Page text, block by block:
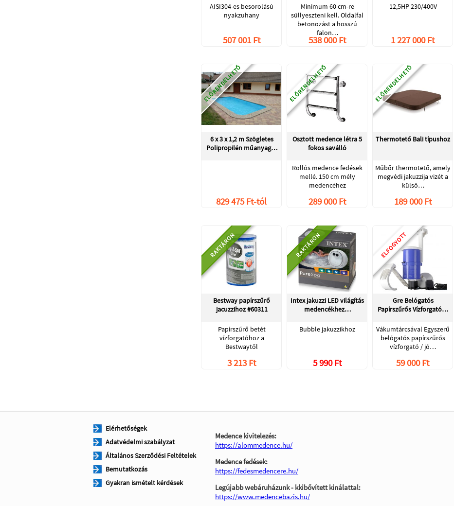
AISI304-es besorolású
nyakzuhany
507 001 Ft
Minimum 60 cm-re
süllyeszteni kell. Oldalfal
betonozást a hosszú
falon…
538 000 Ft
12,5HP 230/400V
1 227 000 Ft
ELŐRENDELHETŐ
6 x 3 x 1,2 m Szögletes
Polipropilén műanyag…
829 475 Ft-tól
ELŐRENDELHETŐ
Osztott medence létra 5
fokos saválló
Rollós medence fedések
mellé. 150 cm mély
medencéhez
289 000 Ft
ELŐRENDELHETŐ
Thermotető Bali típushoz
Műbőr thermotető, amely
megvédi jakuzzija vizét a
külső…
189 000 Ft
RAKTÁRON
Bestway papírszűrő
jacuzzihoz #60311
Papírszűrő betét
vízforgatóhoz a
Bestwaytől
3 213 Ft
RAKTÁRON
Intex jakuzzi LED világítás
medencékhez…
Bubble jakuzzikhoz
5 990 Ft
ELFOGYOTT
Gre Belógatós
Papírszűrős Vízforgató…
Vákumtárcsával Egyszerű
belógatós papírszűrős
vízforgató / jó…
59 000 Ft
Elérhetőségek
Adatvédelmi szabályzat
Általános Szerződési Feltételek
Bemutatkozás
Gyakran ismételt kérdések
Medence kivitelezés:
https://alommedence.hu/
Medence fedések:
https://fedesmedencere.hu/
Legújabb webáruházunk - kkibővített kinálattal:
https://www.medencebazis.hu/